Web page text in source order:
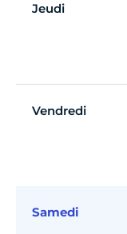
Jeudi
Vendredi
Samedi